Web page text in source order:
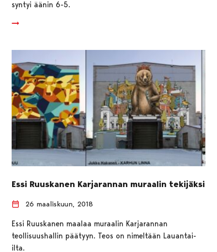
syntyi äänin 6-5.
Essi Ruuskanen Karjarannan muraalin tekijäksi
26 maaliskuun, 2018
Essi Ruuskanen maalaa muraalin Karjarannan
teollisuushallin päätyyn. Teos on nimeltään Lauantai-
ilta.